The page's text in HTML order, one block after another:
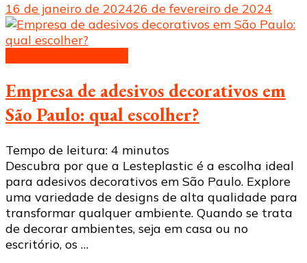
16 de janeiro de 202426 de fevereiro de 2024
Empresa de adesivos decorativos em
São Paulo: qual escolher?
Tempo de leitura: 4 minutos
Descubra por que a Lesteplastic é a escolha ideal
para adesivos decorativos em São Paulo. Explore
uma variedade de designs de alta qualidade para
transformar qualquer ambiente. Quando se trata
de decorar ambientes, seja em casa ou no
escritório, os …